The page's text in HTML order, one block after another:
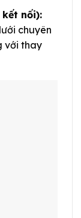
nối):
chuyên
với thay